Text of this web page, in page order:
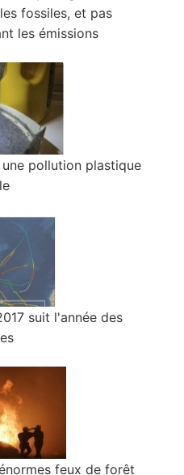
fossiles, et pas
les émissions
pollution plastique
suit l'année des
feux de forêt